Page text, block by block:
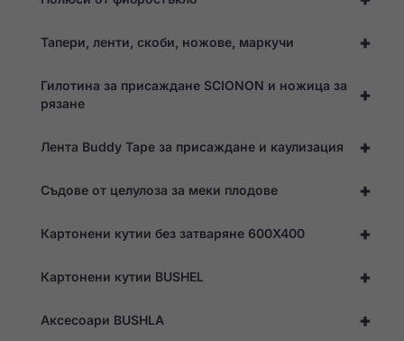
+
Тапери, ленти, скоби, ножове, маркучи
+
Гилотина за присаждане SCIONON и ножица за
рязане
+
Лента Buddy Tape за присаждане и каулизация
+
Съдове от целулоза за меки плодове
+
Картонени кутии без затваряне 600X400
+
Картонени кутии BUSHEL
+
Аксесоари BUSHLA
работи
по време на
тези
функции ще
уебсайта.